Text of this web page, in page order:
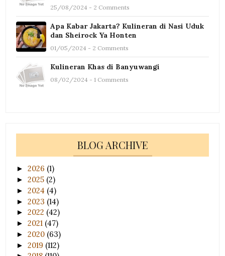
25/08/2024 - 2 Comments
Apa Kabar Jakarta? Kulineran di Nasi Uduk
dan Sheirock Ya Honten
01/05/2024 - 2 Comments
Kulineran Khas di Banyuwangi
08/02/2024 - 1 Comments
BLOG ARCHIVE
►2026 (1)
►2025 (2)
►2024 (4)
►2023 (14)
►2022 (42)
►2021 (47)
►2020 (63)
►2019 (112)